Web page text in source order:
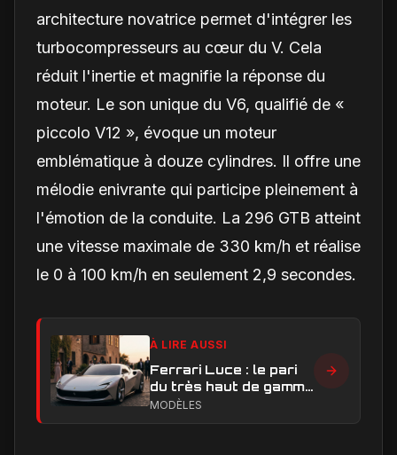
architecture novatrice permet d'intégrer les
turbocompresseurs au cœur du V. Cela
réduit l'inertie et magnifie la réponse du
moteur. Le son unique du V6, qualifié de «
piccolo V12 », évoque un moteur
emblématique à douze cylindres. Il offre une
mélodie enivrante qui participe pleinement à
l'émotion de la conduite. La 296 GTB atteint
une vitesse maximale de 330 km/h et réalise
le 0 à 100 km/h en seulement 2,9 secondes.
À LIRE AUSSI
Ferrari Luce : le pari
du très haut de gamme
peut-il réussir ?
MODÈLES